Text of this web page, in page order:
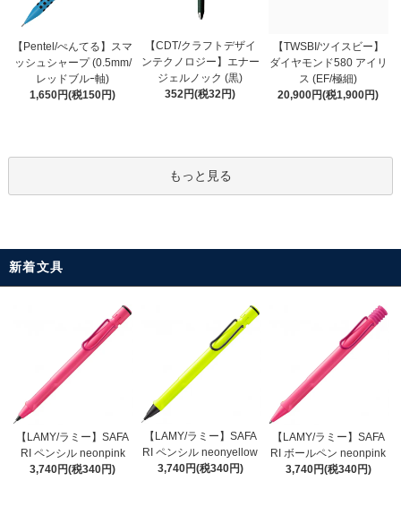
【Pentel/ぺんてる】スマ
ッシュシャープ (0.5mm/
レッドブルｰ軸)
1,650円(税150円)
【CDT/クラフトデザイ
ンテクノロジー】エナー
ジェルノック (黒)
352円(税32円)
【TWSBI/ツイスビー】
ダイヤモンド580 アイリ
ス (EF/極細)
20,900円(税1,900円)
もっと見る
新着文具
【LAMY/ラミー】SAFA
RI ペンシル neonpink
3,740円(税340円)
【LAMY/ラミー】SAFA
RI ペンシル neonyellow
3,740円(税340円)
【LAMY/ラミー】SAFA
RI ボールペン neonpink
3,740円(税340円)